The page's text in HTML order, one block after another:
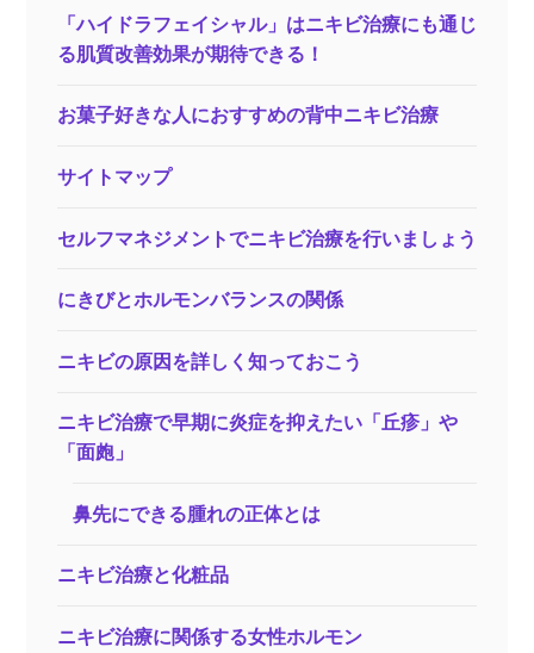
「ハイドラフェイシャル」はニキビ治療にも通じ
る肌質改善効果が期待できる！
お菓子好きな人におすすめの背中ニキビ治療
サイトマップ
セルフマネジメントでニキビ治療を行いましょう
にきびとホルモンバランスの関係
ニキビの原因を詳しく知っておこう
ニキビ治療で早期に炎症を抑えたい「丘疹」や
「面皰」
鼻先にできる腫れの正体とは
ニキビ治療と化粧品
ニキビ治療に関係する女性ホルモン